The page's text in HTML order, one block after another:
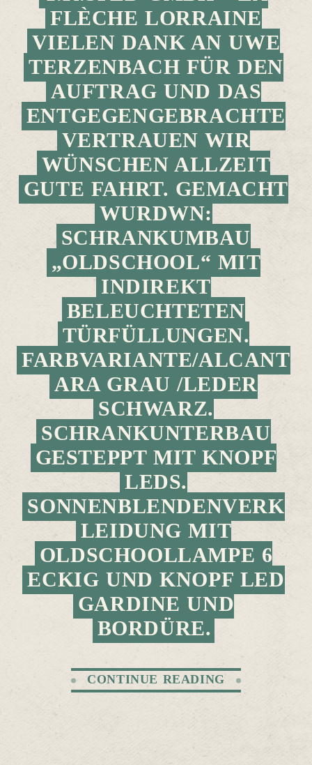
FLÈCHE LORRAINE
VIELEN DANK AN UWE
TERZENBACH FÜR DEN
AUFTRAG UND DAS
ENTGEGENGEBRACHTE
VERTRAUEN WIR
WÜNSCHEN ALLZEIT
GUTE FAHRT. GEMACHT
WURDWN:
SCHRANKUMBAU
„OLDSCHOOL“ MIT
INDIREKT
BELEUCHTETEN
TÜRFÜLLUNGEN.
FARBVARIANTE/ALCANT
ARA GRAU /LEDER
SCHWARZ.
SCHRANKUNTERBAU
GESTEPPT MIT KNOPF
LEDS.
SONNENBLENDENVERK
LEIDUNG MIT
OLDSCHOOLLAMPE 6
ECKIG UND KNOPF LED
GARDINE UND
BORDÜRE.
CONTINUE READING